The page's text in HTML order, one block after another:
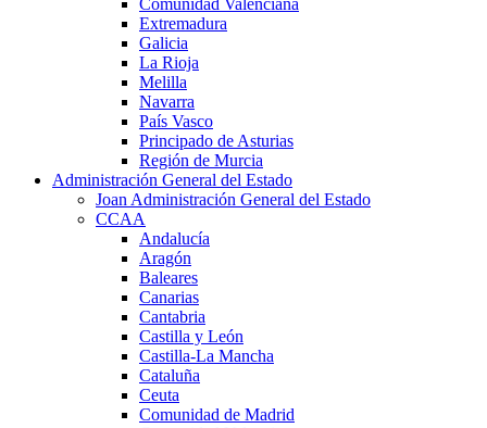
Extremadura
Galicia
La Rioja
Melilla
Navarra
País Vasco
Principado de Asturias
Región de Murcia
Administración General del Estado
Joan Administración General del Estado
CCAA
Andalucía
Aragón
Baleares
Canarias
Cantabria
Castilla y León
Castilla-La Mancha
Cataluña
Ceuta
Comunidad de Madrid